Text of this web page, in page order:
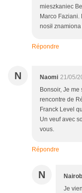
mieszkaniec
Marco Faziani.
nosił
Répondre
N Naomi 21/05/
Bonsoir, Je
rencontre de
Franck Level
Un veuf avec
vous.
Répondre
N
Je